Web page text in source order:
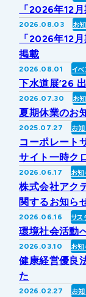
事業所・アク
グループ会社
協業・パート
採用情報
下水道
ソフトウェア
その他事業
新しい取り組
株式・株主情
IRニュース
IRライブラリ
IRカレンダー
個人投資家の
IR方針・免責
For
採用情報
「2026年12
2026.08.03 お
「2026年12
掲載
2026.08.01 イベ
下水道展’26
2026.07.30 お
夏期休業のお
2025.07.27 お
コーポレート
サイト一時ク
2026.06.17 お知
株式会社アク
関するお知ら
2026.06.16 サス
環境社会活動
2026.03.10 お知
健康経営優良
た
2026.02.27 お